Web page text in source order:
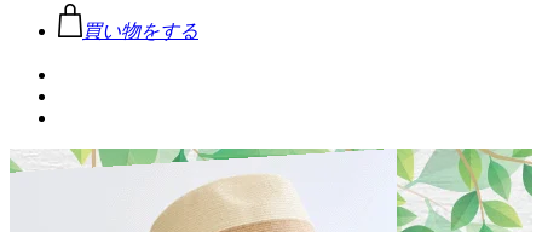
買い物をする